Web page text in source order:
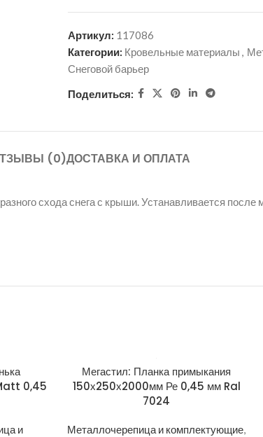
Артикул: 117086
Категории: Кровельные материалы ,
Снеговой барьер
Поделиться:
(0)ДОСТАВКА И ОПЛАТА
схода снега с крыши. Устанавливается
0,45
и
Мегастил: Планка примыкания
150х250х2000мм Ре 0,45 мм Ral
7024
Металлочерепица и комплектующие,